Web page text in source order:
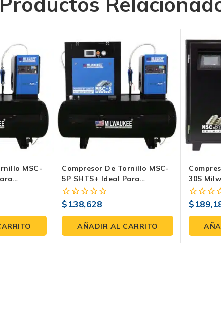
MSC-
Compresor De Tornillo MSC-
5P SHTS+ Ideal Para
Optimizar Tu Producción
0
fuera
5
$138,628
AÑADIR AL CARRITO
30S
0
fuera
5
$